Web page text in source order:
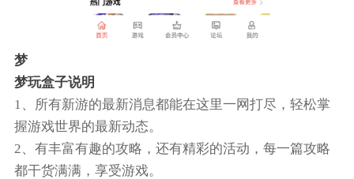
梦
梦玩盒子说明
1、所有新游的最新消息都能在这里一网打尽，轻松掌
握游戏世界的最新动态。
2、有丰富有趣的攻略，还有精彩的活动，每一篇攻略
都干货满满，享受游戏。